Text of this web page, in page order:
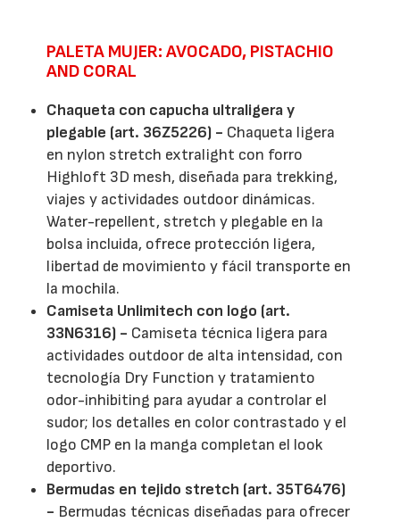
PALETA MUJER: AVOCADO, PISTACHIO
AND CORAL
Chaqueta con capucha ultraligera y
plegable (art. 36Z5226) - Chaqueta ligera
en nylon stretch extralight con forro
Highloft 3D mesh, diseñada para trekking,
viajes y actividades outdoor dinámicas.
Water-repellent, stretch y plegable en la
bolsa incluida, ofrece protección ligera,
libertad de movimiento y fácil transporte en
la mochila.
Camiseta Unlimitech con logo (art.
33N6316) - Camiseta técnica ligera para
actividades outdoor de alta intensidad, con
tecnología Dry Function y tratamiento
odor-inhibiting para ayudar a controlar el
sudor; los detalles en color contrastado y el
logo CMP en la manga completan el look
deportivo.
Bermudas en tejido stretch (art. 35T6476)
- Bermudas técnicas diseñadas para ofrecer